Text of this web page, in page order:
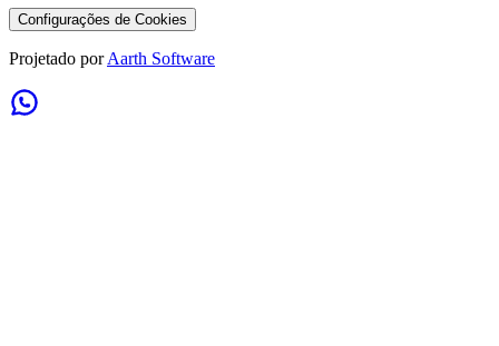
Configurações de Cookies
Projetado por Aarth Software